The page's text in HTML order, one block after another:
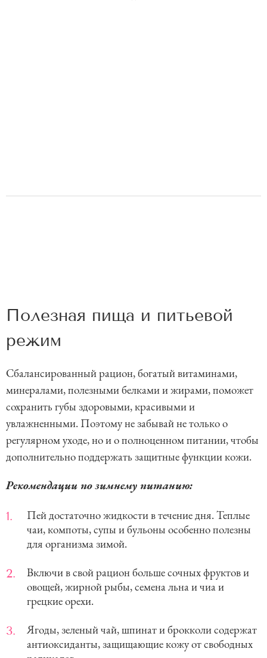
Полезная пища и питьевой
режим
Сбалансированный рацион, богатый витаминами,
минералами, полезными белками и жирами, поможет
сохранить губы здоровыми, красивыми и
увлажненными. Поэтому не забывай не только о
регулярном уходе, но и о полноценном питании, чтобы
дополнительно поддержать защитные функции кожи.
Рекомендации по зимнему питанию:
Пей достаточно жидкости в течение дня. Теплые
чаи, компоты, супы и бульоны особенно полезны
для организма зимой.
Включи в свой рацион больше сочных фруктов и
овощей, жирной рыбы, семена льна и чиа и
грецкие орехи.
Ягоды, зеленый чай, шпинат и брокколи содержат
антиоксиданты, защищающие кожу от свободных